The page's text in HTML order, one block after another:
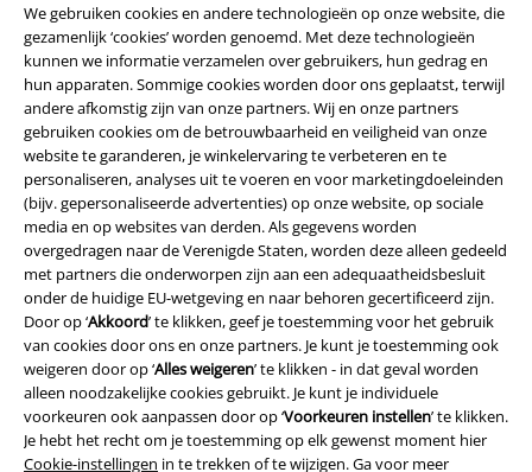
We gebruiken cookies en andere technologieën op onze website, die
gezamenlijk ‘cookies’ worden genoemd. Met deze technologieën
kunnen we informatie verzamelen over gebruikers, hun gedrag en
hun apparaten. Sommige cookies worden door ons geplaatst, terwijl
andere afkomstig zijn van onze partners. Wij en onze partners
gebruiken cookies om de betrouwbaarheid en veiligheid van onze
website te garanderen, je winkelervaring te verbeteren en te
personaliseren, analyses uit te voeren en voor marketingdoeleinden
(bijv. gepersonaliseerde advertenties) op onze website, op sociale
media en op websites van derden. Als gegevens worden
overgedragen naar de Verenigde Staten, worden deze alleen gedeeld
met partners die onderworpen zijn aan een adequaatheidsbesluit
onder de huidige EU-wetgeving en naar behoren gecertificeerd zijn.
Door op ‘Akkoord’ te klikken, geef je toestemming voor het gebruik
van cookies door ons en onze partners. Je kunt je toestemming ook
weigeren door op ‘Alles weigeren’ te klikken - in dat geval worden
alleen noodzakelijke cookies gebruikt. Je kunt je individuele
voorkeuren ook aanpassen door op ‘Voorkeuren instellen’ te klikken.
Je hebt het recht om je toestemming op elk gewenst moment hier
Cookie-instellingen in te trekken of te wijzigen. Ga voor meer
A Warner Music Group Company
Beveiliging